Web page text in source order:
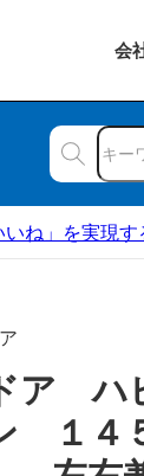
会
いね」を実現
ア
１４